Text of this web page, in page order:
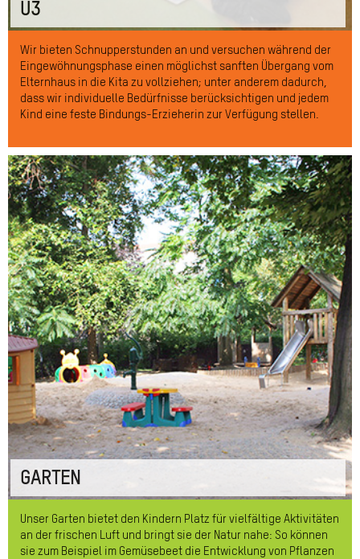
U3
Wir bieten Schnupperstunden an und versuchen während der
Eingewöhnungsphase einen möglichst sanften Übergang vom
Elternhaus in die Kita zu vollziehen; unter anderem dadurch,
dass wir individuelle Bedürfnisse berücksichtigen und jedem
Kind eine feste Bindungs-Erzieherin zur Verfügung stellen.
GARTEN
Unser Garten bietet den Kindern Platz für vielfältige Aktivitäten
an der frischen Luft und bringt sie der Natur nahe: So können
sie zum Beispiel im Gemüsebeet die Entwicklung von Pflanzen